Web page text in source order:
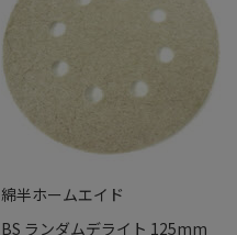
綿半ホームエイド
BS ランダムデライト 125mm